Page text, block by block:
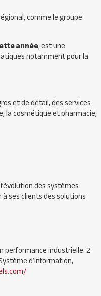
comme le groupe
année, est une
notamment pour la
et de détail, des services
la cosmétique et pharmacie,
des systèmes
à ses clients des solutions
performance industrielle. 2
d’information,